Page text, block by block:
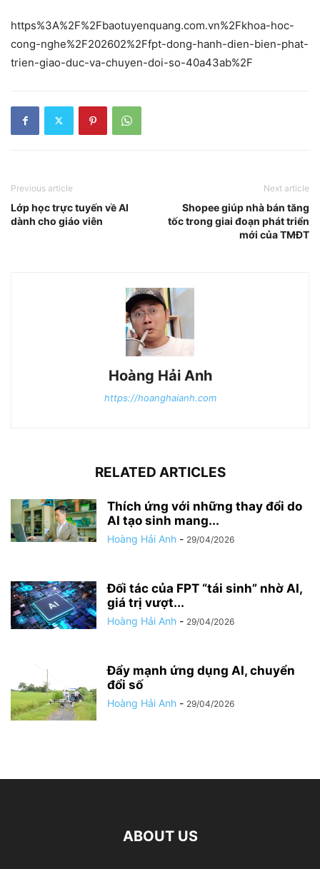
https%3A%2F%2Fbaotuyenquang.com.vn%2Fkhoa-hoc-
cong-nghe%2F202602%2Ffpt-dong-hanh-dien-bien-phat-
trien-giao-duc-va-chuyen-doi-so-40a43ab%2F
Previous article
Lớp học trực tuyến về AI
dành cho giáo viên
Next article
Shopee giúp nhà bán tăng
tốc trong giai đoạn phát triển
mới của TMĐT
Hoàng Hải Anh
https://hoanghaianh.com
RELATED ARTICLES
Thích ứng với những thay đổi do
AI tạo sinh mang...
Hoàng Hải Anh - 29/04/2026
Đối tác của FPT “tái sinh” nhờ AI,
giá trị vượt...
Hoàng Hải Anh - 29/04/2026
Đẩy mạnh ứng dụng AI, chuyển
đổi số
Hoàng Hải Anh - 29/04/2026
ABOUT US